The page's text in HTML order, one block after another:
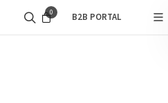
0 B2B PORTAL